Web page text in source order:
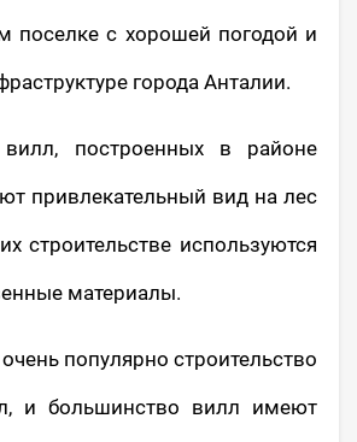
поселке с хорошей погодой и
города Анталии.
построенных в районе
привлекательный вид на лес
строительстве используются
материалы.
популярно строительство
и большинство вилл имеют